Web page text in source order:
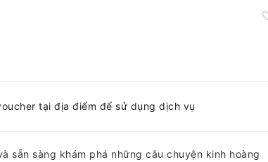
tại địa điểm để sử dụng dịch vụ
sẵn sàng khám phá những câu chuyện kinh hoàng